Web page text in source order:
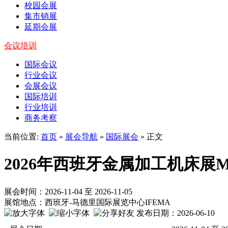
校园会展
集市销展
延期会展
会议培训
国际会议
行业会议
会展会议
国际培训
行业培训
商务考察
当前位置: 首页 » 展会导航 » 国际展会 » 正文
2026年西班牙金属加工机床展
展会时间：2026-11-04 至 2026-11-05
展馆地点：西班牙-马德里国际展览中心IFEMA
发布日期：2026-06-10